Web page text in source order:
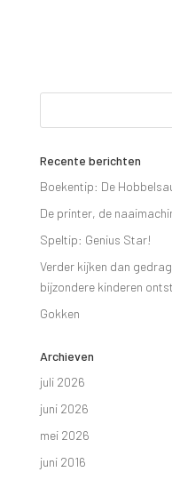
Recente berichten
Boekentip: De
De printer, de
Speltip: Genius Star!
Verder kijken dan
bijzondere kinderen
Gokken
Archieven
juli 2026
juni 2026
mei 2026
juni 2016